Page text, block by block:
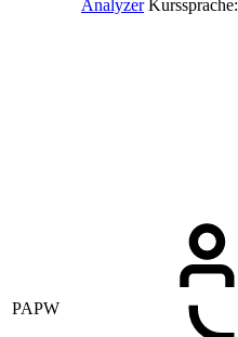
Analyzer Kurssprache:
PAPW